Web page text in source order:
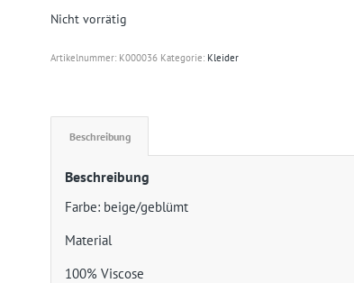
Nicht vorrätig
Artikelnummer: K000036 Kategorie: Kleider
Beschreibung
Beschreibung
Farbe: beige/geblümt
Material
100% Viscose